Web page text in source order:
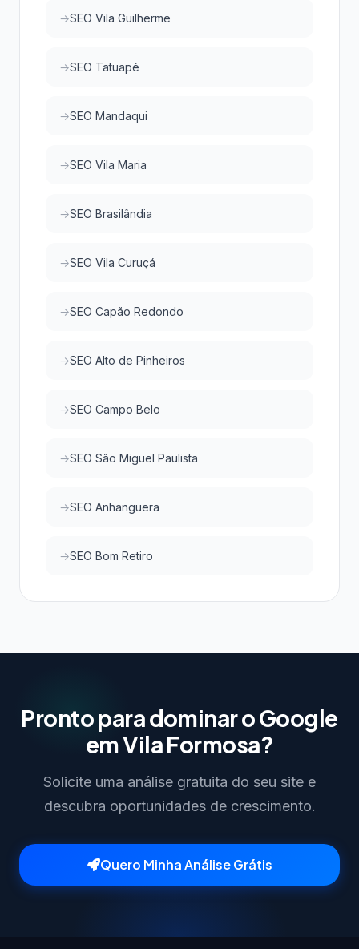
SEO Vila Guilherme
SEO Tatuapé
SEO Mandaqui
SEO Vila Maria
SEO Brasilândia
SEO Vila Curuçá
SEO Capão Redondo
SEO Alto de Pinheiros
SEO Campo Belo
SEO São Miguel Paulista
SEO Anhanguera
SEO Bom Retiro
Pronto para dominar o Google
em Vila Formosa?
Solicite uma análise gratuita do seu site e
descubra oportunidades de crescimento.
Quero Minha Análise Grátis